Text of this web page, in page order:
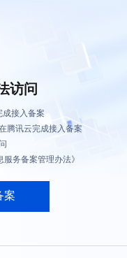
访问
成接入备案
腾讯云完成接入备案
务备案管理办法》
案